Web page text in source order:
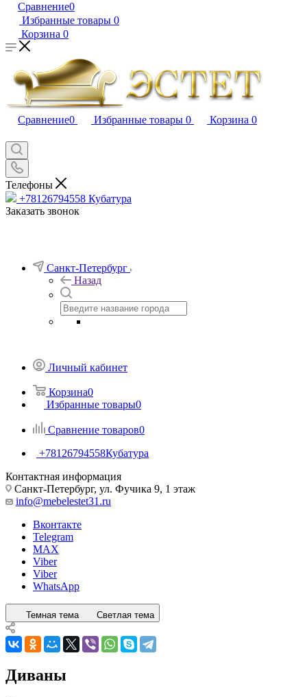
Сравнение0
Избранные товары 0
Корзина 0
Сравнение0 Избранные товары 0 Корзина 0
Телефоны
+78126794558 Кубатура
Заказать звонок
Санкт-Петербург
Назад
Личный кабинет
Корзина0
Избранные товары0
Сравнение товаров0
+78126794558Кубатура
Контактная информация
Санкт-Петербург, ул. Фучика 9, 1 этаж
info@mebelestet31.ru
Вконтакте
Telegram
MAX
Viber
Viber
WhatsApp
Темная тема Светлая тема
Диваны